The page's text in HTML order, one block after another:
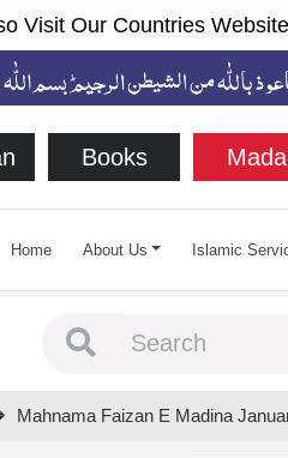
Visit Our Countries
Books
Home About Us Islamic
Mahnama Faizan E Madina